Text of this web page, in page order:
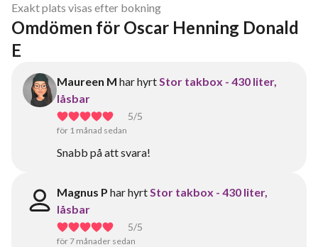
Exakt plats visas efter bokning
Omdömen för Oscar Henning Donald
E
Maureen M har hyrtStor takbox - 430 liter,
låsbar
5/5
för 1 månad sedan
Snabb på att svara!
Magnus P har hyrtStor takbox - 430 liter,
låsbar
5/5
för 7 månader sedan